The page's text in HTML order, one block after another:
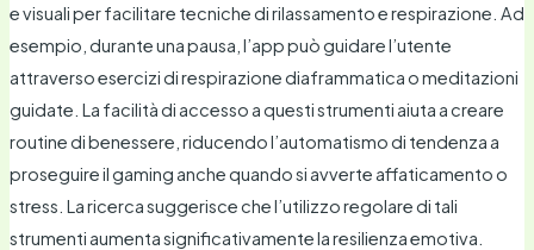
e visuali per facilitare tecniche di rilassamento e respirazione. Ad
esempio, durante una pausa, l’app può guidare l’utente
attraverso esercizi di respirazione diaframmatica o meditazioni
guidate. La facilità di accesso a questi strumenti aiuta a creare
routine di benessere, riducendo l’automatismo di tendenza a
proseguire il gaming anche quando si avverte affaticamento o
stress. La ricerca suggerisce che l’utilizzo regolare di tali
strumenti aumenta significativamente la resilienza emotiva.